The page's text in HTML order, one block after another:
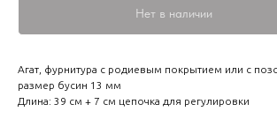
Нет в наличии
Агат, фурнитура с родиевым покрытием или с
размер бусин 13 мм
Длина: 39 см + 7 см цепочка для регулировки